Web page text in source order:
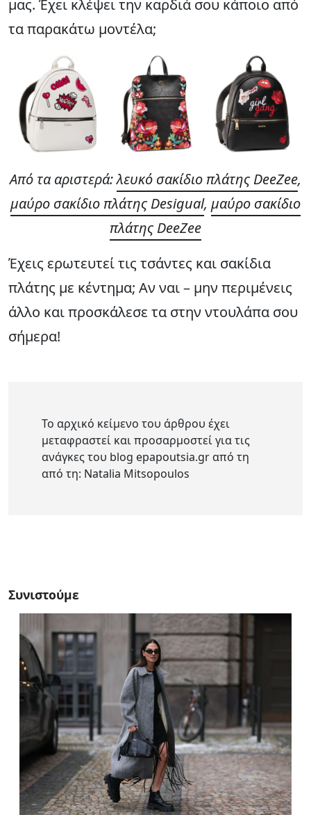
μας. Έχει κλέψει την καρδιά σου κάποιο από
τα παρακάτω μοντέλα;
Από τα αριστερά:λευκό σακίδιο πλάτης DeeZee,
μαύρο σακίδιο πλάτης Desigual, μαύρο σακίδιο
πλάτης DeeZee
Έχεις ερωτευτεί τις τσάντες και σακίδια
πλάτης με κέντημα; Αν ναι – μην περιμένεις
άλλο και προσκάλεσε τα στην ντουλάπα σου
σήμερα!
Το αρχικό κείμενο του άρθρου έχει
μεταφραστεί και προσαρμοστεί για τις
ανάγκες του blog epapoutsia.gr από τη
από τη: Natalia Mitsopoulos
Συνιστούμε